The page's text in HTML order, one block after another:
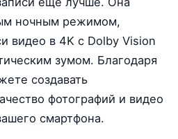
ночным режимом,
видео в 4K с Dolby Vision
зумом. Благодаря
создавать
фотографий и видео
смартфона.